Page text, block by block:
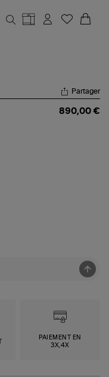
Partager
890,00 €
PAIEMENT EN
3X,4X